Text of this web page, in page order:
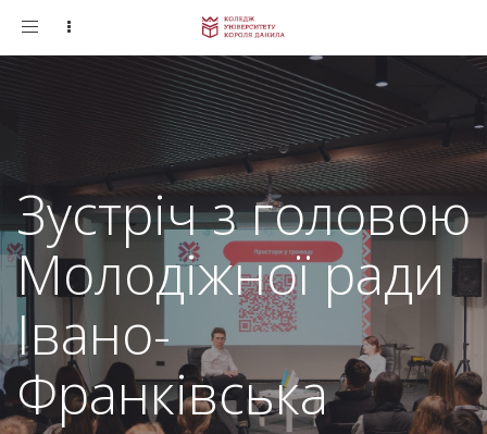
Toggle
Зустріч з головою
Молодіжної ради
Івано-
Франківська